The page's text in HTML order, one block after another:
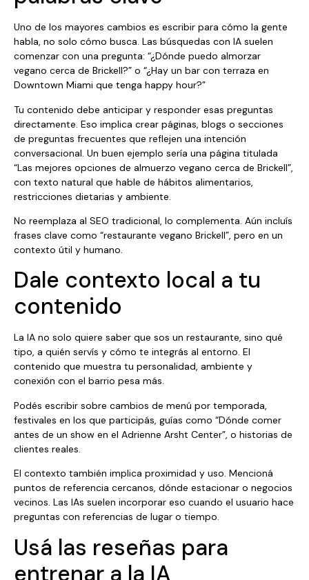
Uno de los mayores cambios es escribir para cómo la gente
habla, no solo cómo busca. Las búsquedas con IA suelen
comenzar con una pregunta: “¿Dónde puedo almorzar
vegano cerca de Brickell?” o “¿Hay un bar con terraza en
Downtown Miami que tenga happy hour?”
Tu contenido debe anticipar y responder esas preguntas
directamente. Eso implica crear páginas, blogs o secciones
de preguntas frecuentes que reflejen una intención
conversacional. Un buen ejemplo sería una página titulada
“Las mejores opciones de almuerzo vegano cerca de Brickell”,
con texto natural que hable de hábitos alimentarios,
restricciones dietarias y ambiente.
No reemplaza al SEO tradicional, lo complementa. Aún incluís
frases clave como “restaurante vegano Brickell”, pero en un
contexto útil y humano.
Dale contexto local a tu
contenido
La IA no solo quiere saber que sos un restaurante, sino qué
tipo, a quién servís y cómo te integrás al entorno. El
contenido que muestra tu personalidad, ambiente y
conexión con el barrio pesa más.
Podés escribir sobre cambios de menú por temporada,
festivales en los que participás, guías como “Dónde comer
antes de un show en el Adrienne Arsht Center”, o historias de
clientes reales.
El contexto también implica proximidad y uso. Mencioná
puntos de referencia cercanos, dónde estacionar o negocios
vecinos. Las IAs suelen incorporar eso cuando el usuario hace
preguntas con referencias de lugar o tiempo.
Usá las reseñas para
entrenar a la IA